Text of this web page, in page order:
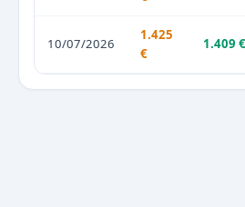
10/07/2026
1.425
€
1.409 €